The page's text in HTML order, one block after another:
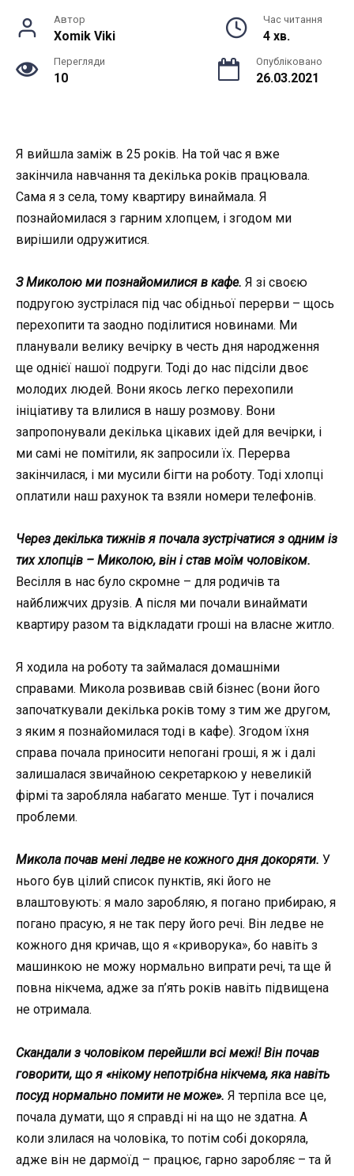
Автор
Xomik Viki
Час читання
4 хв.
Перегляди
10
Опубліковано
26.03.2021
Я вийшла заміж в 25 років. На той час я вже
закінчила навчання та декілька років працювала.
Сама я з села, тому квартиру винаймала. Я
познайомилася з гарним хлопцем, і згодом ми
вирішили одружитися.
З Миколою ми познайомилися в кафе. Я зі своєю
подругою зустрілася під час обідньої перерви – щось
перехопити та заодно поділитися новинами. Ми
планували велику вечірку в честь дня народження
ще однієї нашої подруги. Тоді до нас підсіли двоє
молодих людей. Вони якось легко перехопили
ініціативу та влилися в нашу розмову. Вони
запропонували декілька цікавих ідей для вечірки, і
ми самі не помітили, як запросили їх. Перерва
закінчилася, і ми мусили бігти на роботу. Тоді хлопці
оплатили наш рахунок та взяли номери телефонів.
Через декілька тижнів я почала зустрічатися з одним із
тих хлопців – Миколою, він і став моїм чоловіком.
Весілля в нас було скромне – для родичів та
найближчих друзів. А після ми почали винаймати
квартиру разом та відкладати гроші на власне житло.
Я ходила на роботу та займалася домашніми
справами. Микола розвивав свій бізнес (вони його
започаткували декілька років тому з тим же другом,
з яким я познайомилася тоді в кафе). Згодом їхня
справа почала приносити непогані гроші, я ж і далі
залишалася звичайною секретаркою у невеликій
фірмі та заробляла набагато менше. Тут і почалися
проблеми.
Микола почав мені ледве не кожного дня докоряти. У
нього був цілий список пунктів, які його не
влаштовують: я мало заробляю, я погано прибираю, я
погано прасую, я не так перу його речі. Він ледве не
кожного дня кричав, що я «криворука», бо навіть з
машинкою не можу нормально випрати речі, та ще й
повна нікчема, адже за п’ять років навіть підвищена
не отримала.
Скандали з чоловіком перейшли всі межі! Він почав
говорити, що я «нікому непотрібна нікчема, яка навіть
посуд нормально помити не може». Я терпіла все це,
почала думати, що я справді ні на що не здатна. А
коли злилася на чоловіка, то потім собі докоряла,
адже він не дармоїд – працює, гарно заробляє – та й